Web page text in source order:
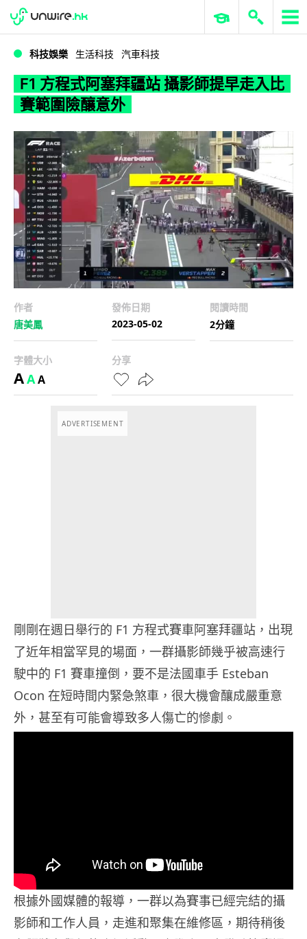
WWDC 2026 ERP 與商業 AI
科技娛樂 生活科技 汽車科技
F1 方程式阿塞拜疆站 攝影師提早走入比
賽範圍險釀意外
作者
唐美鳳
發佈日期
2023-05-02
閱讀時間
2分鐘
字體大小
AAA
分享
ADVERTISEMENT
剛剛在週日舉行的 F1 方程式賽車阿塞拜疆站，出現
了近年相當罕見的場面，一群攝影師幾乎被高速行
駛中的 F1 賽車撞倒，要不是法國車手 Esteban
Ocon 在短時間内緊急煞車，很大機會釀成嚴重意
外，甚至有可能會導致多人傷亡的慘劇。
根據外國媒體的報導，一群以為賽事已經完結的攝
影師和工作人員，走進和聚集在維修區，期待稍後